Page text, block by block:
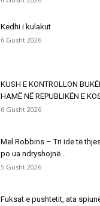
Kedhi i kulakut
6 Gusht 2026
KUSH E KONTROLLON
HAMË NË REPUBLIKËN E
6 Gusht 2026
Mel Robbins – Tri ide të
po ua ndryshojnë...
5 Gusht 2026
Fuksat e pushtetit, ata